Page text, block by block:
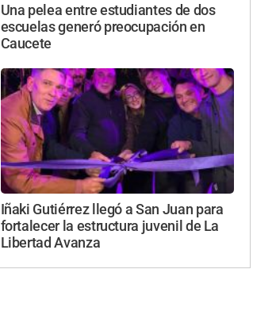
Una pelea entre estudiantes de dos
escuelas generó preocupación en
Caucete
Iñaki Gutiérrez llegó a San Juan para
fortalecer la estructura juvenil de La
Libertad Avanza